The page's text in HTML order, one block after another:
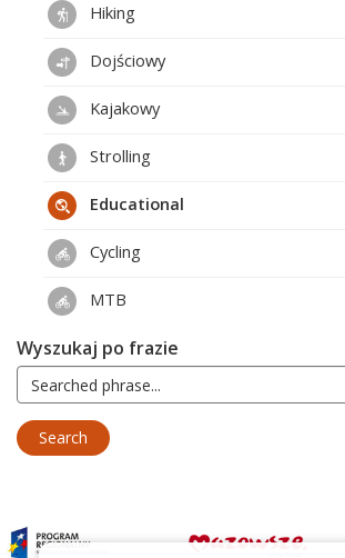
Hiking
Dojściowy
Kajakowy
Strolling
Educational
Cycling
MTB
Wyszukaj po frazie